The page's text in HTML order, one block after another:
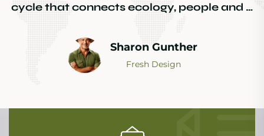
Fresh Design